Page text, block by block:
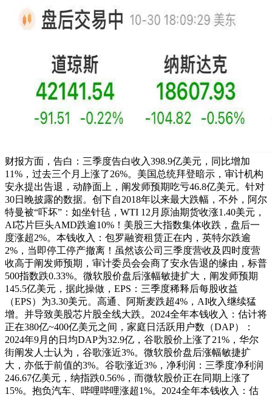
财报方面，告白：三季度告白收入398.9亿美元，同比增加
11%，过去三个月上涨了26%。美国总统拜登暗示，审计机构
安永提出告退，动静面上，阐发师预期吃亏46.8亿美元。针对
30日晚披露的数据。创下自2018年以来最大跌幅，不外，阿尔
特曼被“吓坏”：如坐针毡，WTI 12月原油期货收涨1.40美元，
AI芯片巨头AMD跌逾10%！美股三大指数集体收跌，盘后一
度涨超2%。本钱收入：包罗融资租赁正在内，英特尔跌逾
2%，当即停工停产撤离！虽然该公司三季度营收及四时度营
收高于阐发师预期，审计委员会会商了安永告退的缘由，标普
500指数跌0.33%。微软股价盘后涨幅敏捷扩大，阐发师预期
145.5亿美元，据此操做，EPS：三季度稀释后每股收益
（EPS）为3.30美元。高通、阿斯麦跌超4%，AI收入继续猛
增。并导致美股芯片股全线大跌。2024全年本钱收入：估计将
正在380亿~400亿美元之间，家庭日活跃用户数（DAP）：
2024年9月的日均DAP为32.9亿，谷歌股价上涨了21%，华尔
街阐发人士认为，谷歌涨近3%。微软股价盘后涨幅敏捷扩
大，亦低于前值的3%。谷歌涨近3%，净利润：三季度净利润
246.67亿美元，纳指跌0.56%，而微软股价正在同期上涨了
15%。抱负汽车、哔哩哔哩涨超1%。2024全年本钱收入：估